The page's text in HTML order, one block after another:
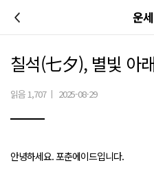
운
칠석(七夕), 별빛 아
읽음 1,707 | 2025-08-29
안녕하세요. 포춘에이드입니다.